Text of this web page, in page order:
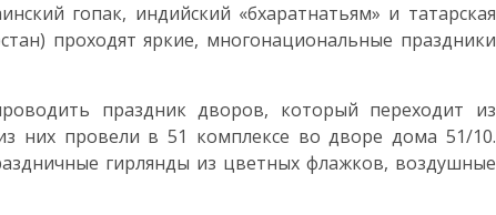
гопак, индийский «бхаратнатьям» и татарская
проходят яркие, многонациональные праздники
праздник дворов, который переходит из
них провели в 51 комплексе во дворе дома 51/10.
гирлянды из цветных флажков, воздушные